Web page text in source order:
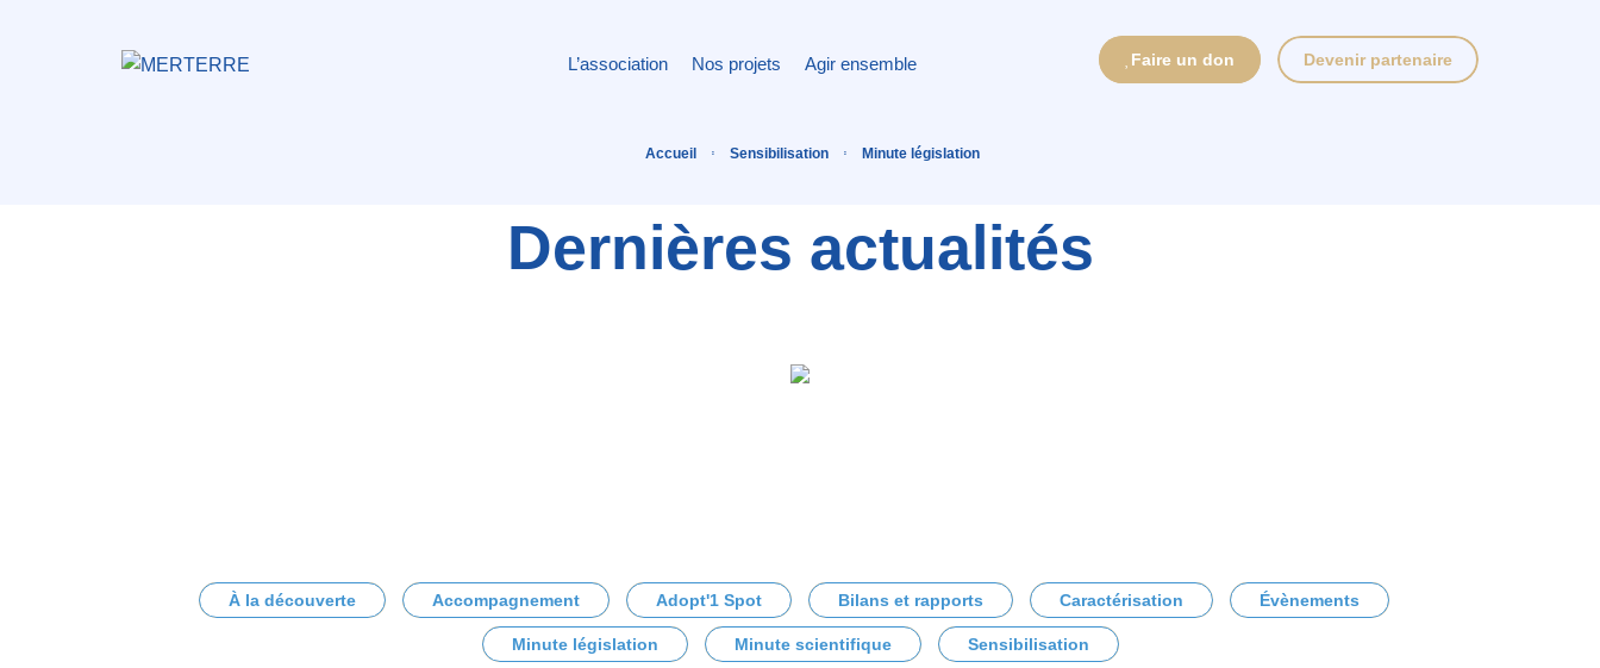
L’association Nos projets Agir ensemble Faire un don Devenir partenaire
Accueil Sensibilisation Minute législation
Dernières actualités
À la découverte Accompagnement Adopt'1 Spot Bilans et rapports Caractérisation Évènements
Minute législation Minute scientifique Sensibilisation